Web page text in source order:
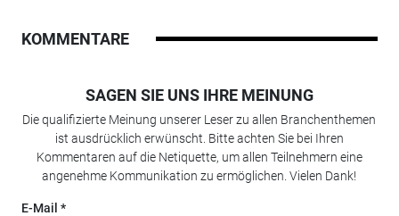
KOMMENTARE
SAGEN SIE UNS IHRE MEINUNG
Die qualifizierte Meinung unserer Leser zu allen Branchenthemen
ist ausdrücklich erwünscht. Bitte achten Sie bei Ihren
Kommentaren auf die Netiquette, um allen Teilnehmern eine
angenehme Kommunikation zu ermöglichen. Vielen Dank!
E-Mail